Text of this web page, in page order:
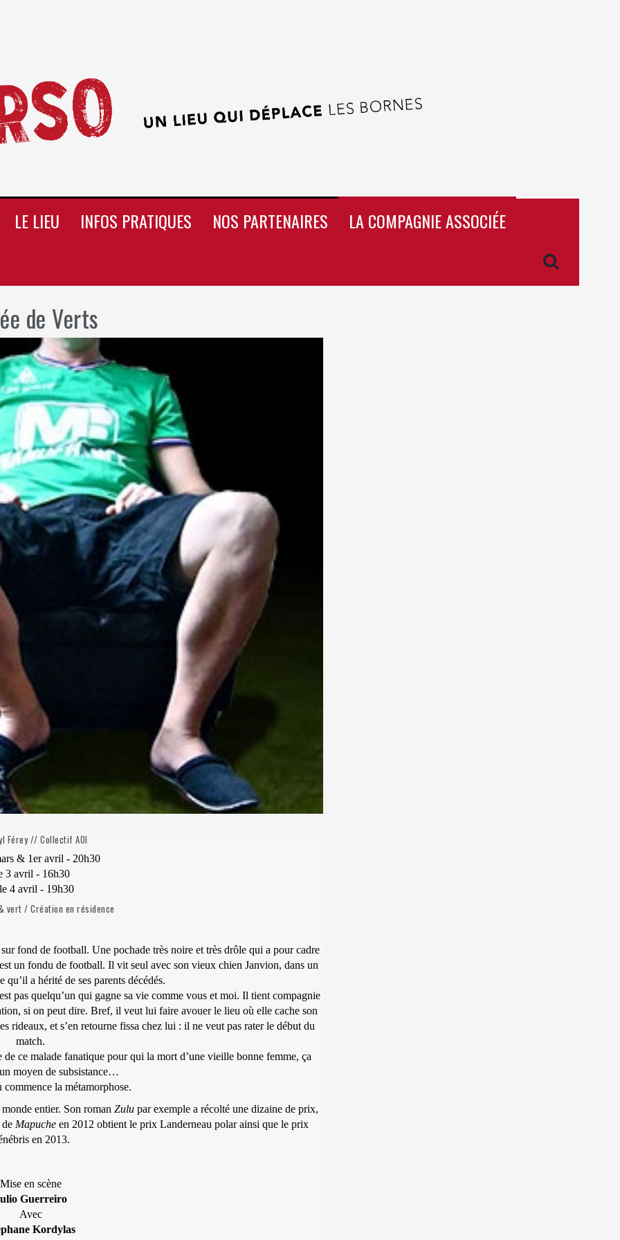
LE LIEU INFOS PRATIQUES NOS PARTENAIRES LA COMPAGNIE ASSOCIÉE
de Verts
Férey // Collectif AOI
& 1er avril - 20h30
3 avril - 16h30
4 avril - 19h30
vert / Création en résidence
fond de football. Une pochade très noire et très drôle qui a pour cadre
un fondu de football. Il vit seul avec son vieux chien Janvion, dans un
a hérité de ses parents décédés.
pas quelqu’un qui gagne sa vie comme vous et moi. Il tient compagnie
si on peut dire. Bref, il veut lui faire avouer le lieu où elle cache son
et s’en retourne fissa chez lui : il ne veut pas rater le début du
match.
ce malade fanatique pour qui la mort d’une vieille bonne femme, ça
moyen de subsistance…
commence la métamorphose.
entier. Son roman Zulu par exemple a récolté une dizaine de prix,
Mapucheen 2012 obtient le prix Landerneau polar ainsi que le prix
en 2013.
Mise en scène
Guerreiro
Avec
Kordylas